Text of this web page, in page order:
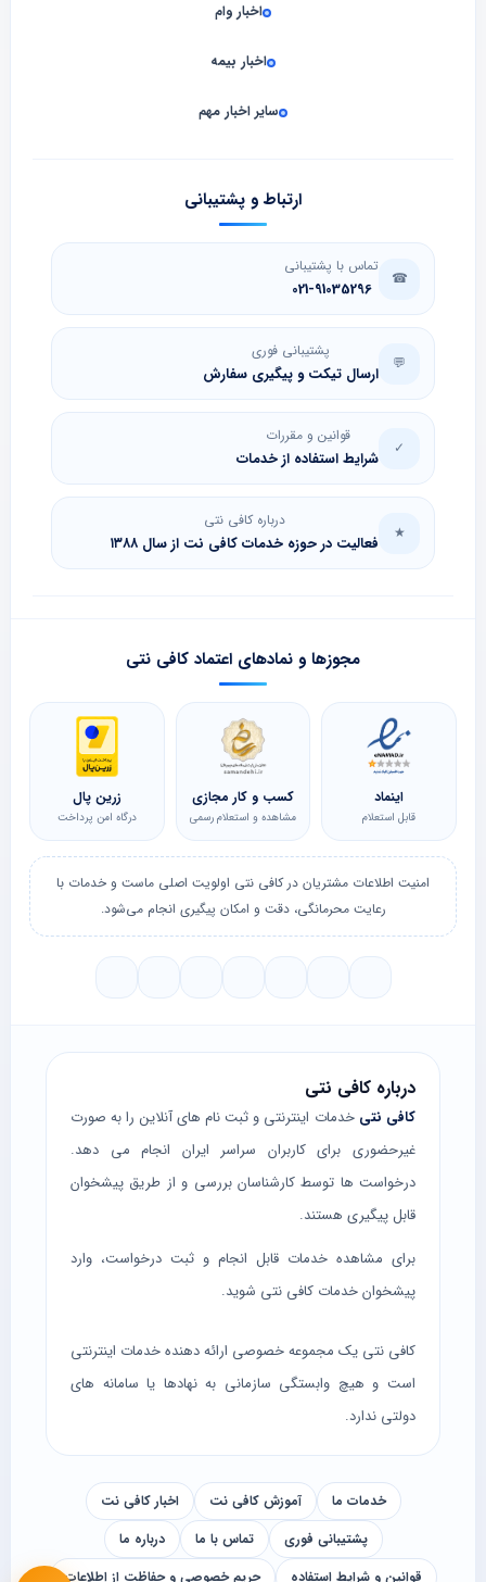
اخبار وام
اخبار بیمه
سایر اخبار مهم
ارتباط و پشتیبانی
☎
تماس با پشتیبانی
021-91035296
💬
پشتیبانی فوری
ارسال تیکت و پیگیری سفارش
✓
قوانین و مقررات
شرایط استفاده از خدمات
★
درباره کافی نتی
فعالیت در حوزه خدمات کافی نت از سال ۱۳۸۸
مجوزها و نمادهای اعتماد کافی نتی
اینماد
قابل استعلام
کسب و کار مجازی
مشاهده و استعلام رسمی
زرین پال
درگاه امن پرداخت
امنیت اطلاعات مشتریان در کافی نتی اولویت اصلی ماست و خدمات با
رعایت محرمانگی، دقت و امکان پیگیری انجام می‌شود.
درباره کافی نتی
کافی نتی خدمات اینترنتی و ثبت نام های آنلاین را به صورت
غیرحضوری برای کاربران سراسر ایران انجام می دهد.
درخواست ها توسط کارشناسان بررسی و از طریق پیشخوان
قابل پیگیری هستند.
برای مشاهده خدمات قابل انجام و ثبت درخواست، وارد
پیشخوان خدمات کافی نتی شوید.
کافی نتی یک مجموعه خصوصی ارائه دهنده خدمات اینترنتی
است و هیچ وابستگی سازمانی به نهادها یا سامانه های
دولتی ندارد.
خدمات ما آموزش کافی نت
اخبار کافی نت
پشتیبانی فوری
تماس با ما
درباره ما
قوانین و شرایط استفاده
حریم خصوصی و حفاظت از اطلاعات